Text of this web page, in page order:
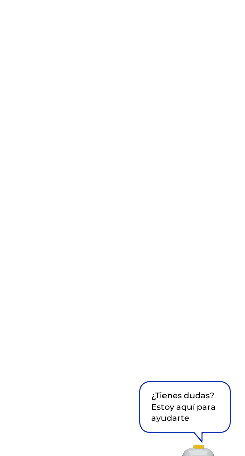
¿Tienes dudas?
Estoy aquí para
ayudarte